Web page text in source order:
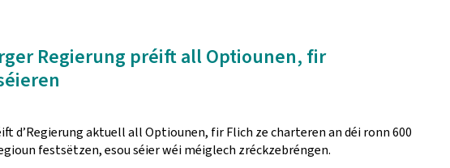
Regierung préift all Optiounen, fir
d’Regierung aktuell all Optiounen, fir Flich ze charteren an déi ronn 600
festsëtzen, esou séier wéi méiglech zréckzebréngen.